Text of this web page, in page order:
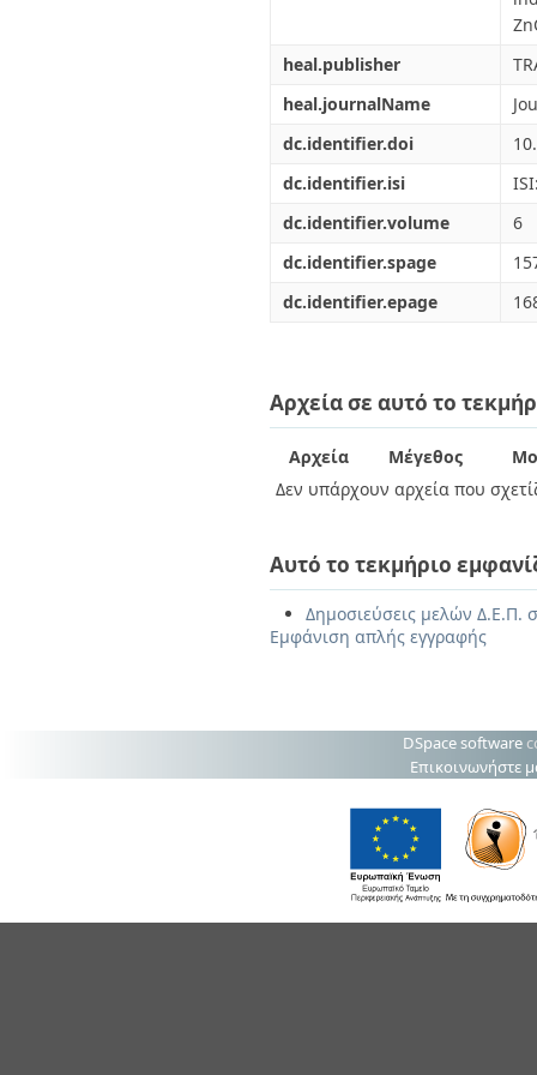
heal.publisher
heal.journalName
dc.identifier.doi
dc.identifier.isi
dc.identifier.volume
6
dc.identifier.spage
dc.identifier.epage
Αρχεία σε αυτό το
Αρχεία Μέγεθος
Δεν υπάρχουν αρχεία που
Αυτό το τεκμήριο
Δημοσιεύσεις μελών Δ.Ε.Π.
Εμφάνιση απλής εγγραφής
DSpace software
Επικοινωνήστε